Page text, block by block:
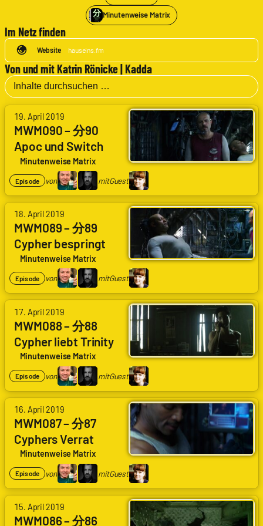
Minutenweise Matrix
Im Netz finden
Website hauseins.fm
Von und mit Katrin Rönicke | Kadda
19. April 2019
MWM090 – 分90
Apoc und Switch
enden
Minutenweise Matrix
Episode von mitGuest
von
Arne
Ruddat
Codenaga,
Alexander
Waschkau
Hoaxmaster
mit
Katrin
Rönicke
Kadda
18. April 2019
MWM089 – 分89
Cypher bespringt
Morpheus
Minutenweise Matrix
Episode von mitGuest
von
Arne
Ruddat
Codenaga,
Alexander
Waschkau
Hoaxmaster
mit
Katrin
Rönicke
Kadda
17. April 2019
MWM088 – 分88
Cypher liebt Trinity
Minutenweise Matrix
Episode von mitGuest
von
Arne
Ruddat
Codenaga,
Alexander
Waschkau
Hoaxmaster
mit
Katrin
Rönicke
Kadda
16. April 2019
MWM087 – 分87
Cyphers Verrat
Minutenweise Matrix
Episode von mitGuest
von
Arne
Ruddat
Codenaga,
Alexander
Waschkau
Hoaxmaster
mit
Katrin
Rönicke
15. April 2019
MWM086 – 分86
von
Arne
Ruddat